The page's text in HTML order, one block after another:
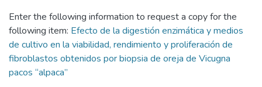
Enter the following information to request a copy for the
following item: Efecto de la digestión enzimática y medios
de cultivo en la viabilidad, rendimiento y proliferación de
fibroblastos obtenidos por biopsia de oreja de Vicugna
pacos “alpaca”